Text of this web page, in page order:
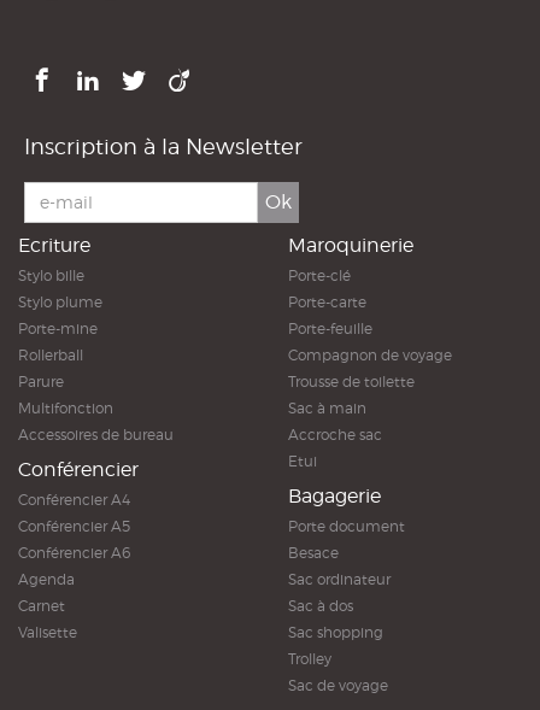
Inscription à la Newsletter
Ok
Ecriture
Stylo bille
Stylo plume
Porte-mine
Rollerball
Parure
Multifonction
Accessoires de bureau
Conférencier
Conférencier A4
Conférencier A5
Conférencier A6
Agenda
Carnet
Valisette
Maroquinerie
Porte-clé
Porte-carte
Porte-feuille
Compagnon de voyage
Trousse de toilette
Sac à main
Accroche sac
Etui
Bagagerie
Porte document
Besace
Sac ordinateur
Sac à dos
Sac shopping
Trolley
Sac de voyage